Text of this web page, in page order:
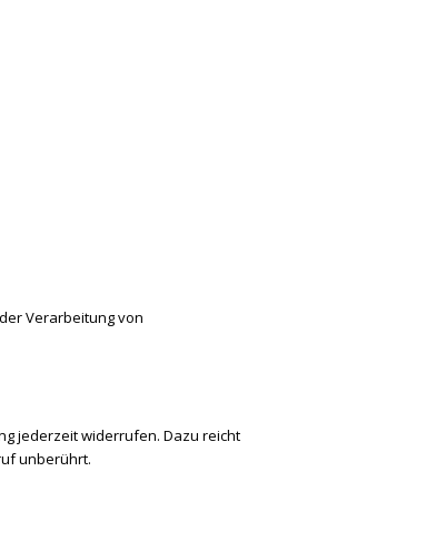
Verarbeitung von
jederzeit widerrufen. Dazu reicht
unberührt.